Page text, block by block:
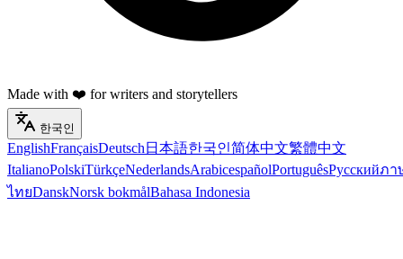
Made with ❤️ for writers and storytellers
한국인
EnglishFrançaisDeutsch 日本語한국인简体中文繁體中文
ItalianoPolskiTürkçeNederlandsArabicespañolPortuguêsРусскийภา
ไทยDanskNorsk bokmålBahasa Indonesia